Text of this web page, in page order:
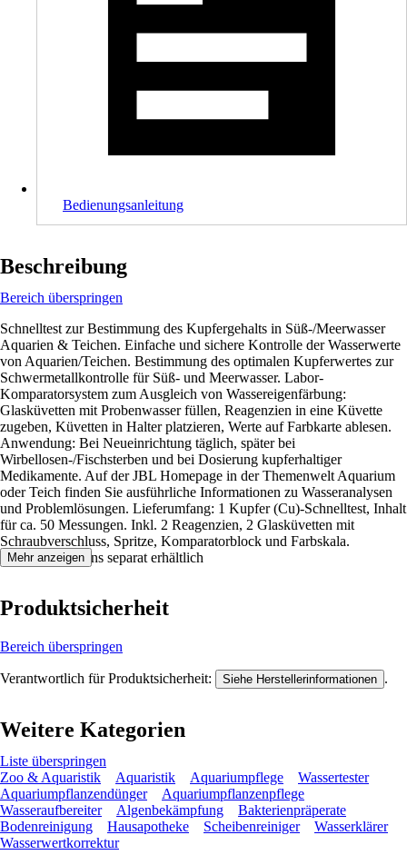
Bedienungsanleitung
Beschreibung
Bereich überspringen
Schnelltest zur Bestimmung des Kupfergehalts in Süß-/Meerwasser
Aquarien & Teichen. Einfache und sichere Kontrolle der Wasserwerte
von Aquarien/Teichen. Bestimmung des optimalen Kupferwertes zur
Schwermetallkontrolle für Süß- und Meerwasser. Labor-
Komparatorsystem zum Ausgleich von Wassereigenfärbung:
Glasküvetten mit Probenwasser füllen, Reagenzien in eine Küvette
zugeben, Küvetten in Halter platzieren, Werte auf Farbkarte ablesen.
Anwendung: Bei Neueinrichtung täglich, später bei
Wirbellosen-/Fischsterben und bei Dosierung kupferhaltiger
Medikamente. Auf der JBL Homepage in der Themenwelt Aquarium
oder Teich finden Sie ausführliche Informationen zu Wasseranalysen
und Problemlösungen. Lieferumfang: 1 Kupfer (Cu)-Schnelltest, Inhalt
für ca. 50 Messungen. Inkl. 2 Reagenzien, 2 Glasküvetten mit
Schraubverschluss, Spritze, Komparatorblock und Farbskala.
Nachfüll-Reagens separat erhältlich
Mehr anzeigen
Produktsicherheit
Bereich überspringen
Verantwortlich für Produktsicherheit: Siehe Herstellerinformationen .
Weitere Kategorien
Liste überspringen
Zoo & Aquaristik
Aquaristik Aquariumpflege
Wassertester
Aquariumpflanzendünger
Aquariumpflanzenpflege
Wasseraufbereiter
Algenbekämpfung
Bakterienpräperate
Bodenreinigung
Hausapotheke Scheibenreiniger
Wasserklärer
Wasserwertkorrektur